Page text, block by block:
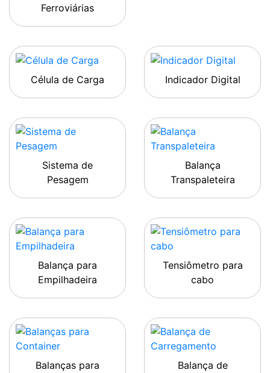
Ferroviárias
Célula de Carga Indicador Digital
Sistema de
Pesagem
Balança
Transpaleteira
Balança para
Empilhadeira
Tensiômetro para
cabo
Balanças para
Balança de